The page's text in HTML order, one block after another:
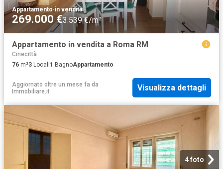
Appartamento·in vendita
269.000 €3.539 €/m²
Appartamento in vendita a Roma RM
Cinecittà
76 m²3 Locali1 BagnoAppartamento
Aggiornato oltre un mese fa da
Immobiliare.it
Visualizza dettagli
4 foto